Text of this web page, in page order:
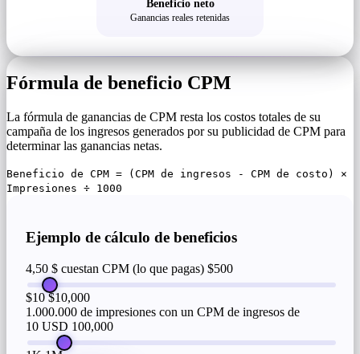
Beneficio neto
Ganancias reales retenidas
Fórmula de beneficio CPM
La fórmula de ganancias de CPM resta los costos totales de su
campaña de los ingresos generados por su publicidad de CPM para
determinar las ganancias netas.
Beneficio de CPM = (CPM de ingresos - CPM de costo) ×
Impresiones ÷ 1000
Ejemplo de cálculo de beneficios
4,50 $ cuestan CPM (lo que pagas) $500
$10 $10,000
1.000.000 de impresiones con un CPM de ingresos de
10 USD 100,000